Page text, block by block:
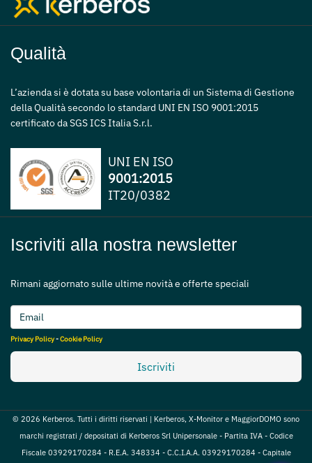
Qualità
L’azienda si è dotata su base volontaria di un Sistema di Gestione
della Qualità secondo lo standard UNI EN ISO 9001:2015
certificato da SGS ICS Italia S.r.l.
UNI EN ISO
9001:2015
IT20/0382
Iscriviti alla nostra newsletter
Rimani aggiornato sulle ultime novità e offerte speciali
Privacy Policy-Cookie Policy
Iscriviti
© 2026 Kerberos. Tutti i diritti riservati | Kerberos, X-Monitor e MaggiorDOMO sono
marchi registrati / depositati di Kerberos Srl Unipersonale - Partita IVA - Codice
Fiscale 03929170284 - R.E.A. 348334 - C.C.I.A.A. 03929170284 - Capitale